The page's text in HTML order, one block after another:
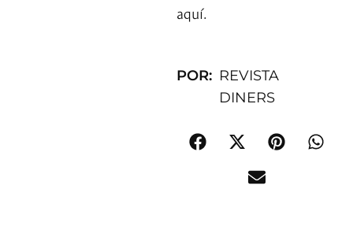
aquí.
POR: REVISTA
DINERS